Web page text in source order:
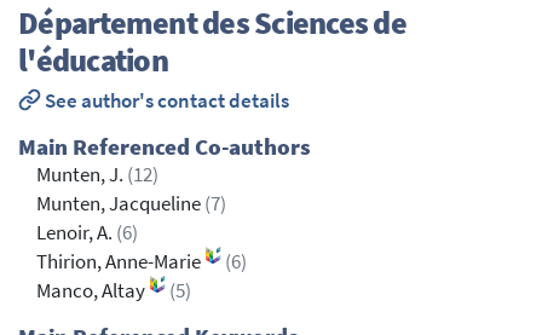
Département des Sciences de
l'éducation
See author's contact details
Main Referenced Co-authors
Munten, J. (12)
Munten, Jacqueline(7)
Lenoir, A. (6)
Thirion, Anne-Marie
(6)
Manco, Altay
(5)